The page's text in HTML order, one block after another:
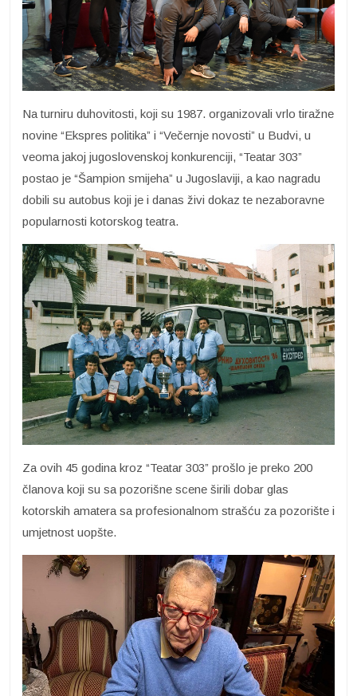
Na turniru duhovitosti, koji su 1987. organizovali vrlo tiražne
novine “Ekspres politika” i “Večernje novosti” u Budvi, u
veoma jakoj jugoslovenskoj konkurenciji, “Teatar 303”
postao je “Šampion smijeha” u Jugoslaviji, a kao nagradu
dobili su autobus koji je i danas živi dokaz te nezaboravne
popularnosti kotorskog teatra.
Za ovih 45 godina kroz “Teatar 303” prošlo je preko 200
članova koji su sa pozorišne scene širili dobar glas
kotorskih amatera sa profesionalnom strašću za pozorište i
umjetnost uopšte.